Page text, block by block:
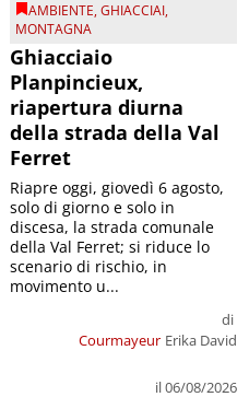
AMBIENTE,GHIACCIAI,
MONTAGNA
Ghiacciaio
Planpincieux,
riapertura diurna
della strada della Val
Ferret
Courmayeur
di
Erika David
il 06/08/2026
Riapre oggi, giovedì 6 agosto,
solo di giorno e solo in
discesa, la strada comunale
della Val Ferret; si riduce lo
scenario di rischio, in
movimento u...